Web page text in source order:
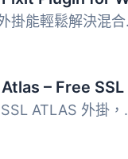
這個外掛
透過 SSL